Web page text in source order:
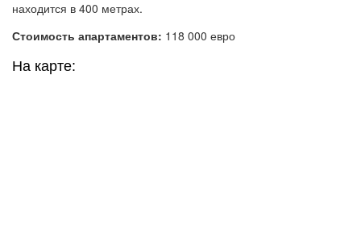
находится в 400 метрах.
Стоимость апартаментов: 118 000 евро
На карте: